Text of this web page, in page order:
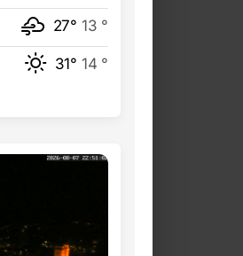
27° 13 °
31° 14 °